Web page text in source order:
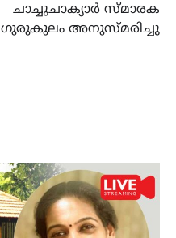
ചാച്ചുചാക്യാർ സ്മാരക
ഗുരുകുലം അനുസ്മരിച്ചു